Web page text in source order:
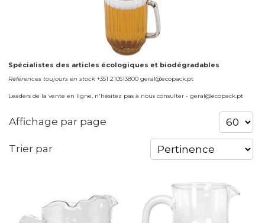
Spécialistes des articles écologiques et biodégradables
Références toujours en stock +351 210513800 geral@ecopack.pt
Leaders de la vente en ligne, n'hésitez pas à nous consulter - geral@ecopack.pt
Affichage par page
Trier par